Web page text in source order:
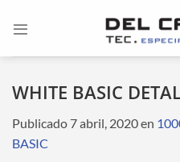
WHITE BASIC
Publicado 7 abril, 2020en
BASIC